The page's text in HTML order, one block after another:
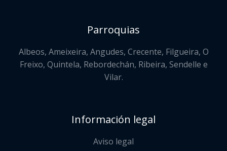
Parroquias
Albeos, Ameixeira, Angudes, Crecente, Filgueira, O
Freixo, Quintela, Rebordechán, Ribeira, Sendelle e
Vilar.
Información legal
Aviso legal